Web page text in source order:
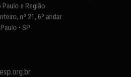
Paulo e Região
nº 21, 6º andar
• SP